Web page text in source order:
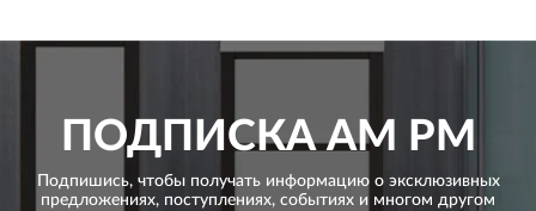
ПОДПИСКАAM PM
Подпишись, чтобы получать информацию о эксклюзивных
предложениях, поступлениях, событиях и многом другом